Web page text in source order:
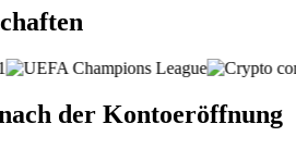
der Kontoeröffnung